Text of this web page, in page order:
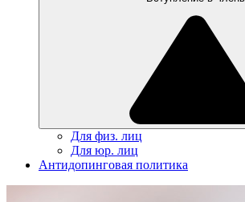
Для физ. лиц
Для юр. лиц
Антидопинговая политика